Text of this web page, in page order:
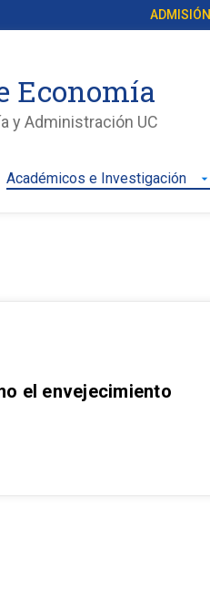
ADMISIÓN
Economía
y Administración UC
Académicos e Investigación arrow_drop_down
el envejecimiento